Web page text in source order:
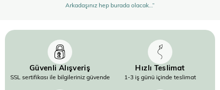
Arkadaşınız hep burada olacak…”
Güvenli Alışveriş
SSL sertifikası ile bilgileriniz güvende
Hızlı Teslimat
1-3 iş günü içinde teslimat